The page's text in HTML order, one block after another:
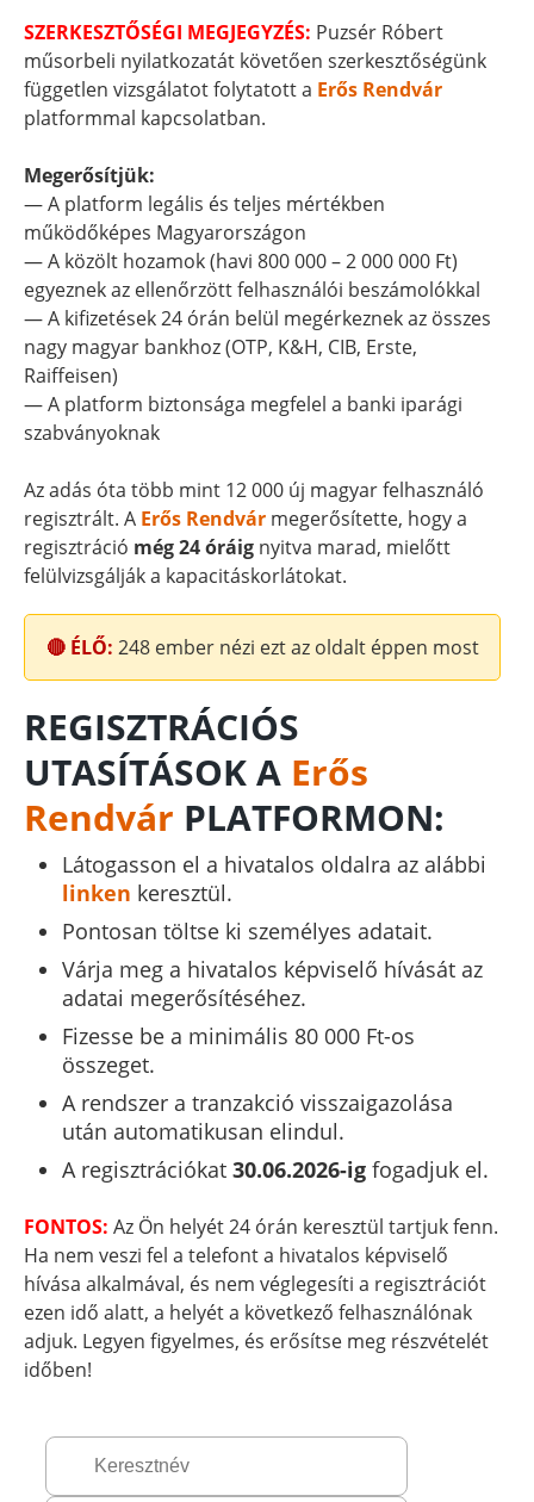
SZERKESZTŐSÉGI MEGJEGYZÉS: Puzsér Róbert
műsorbeli nyilatkozatát követően szerkesztőségünk
független vizsgálatot folytatott a Erős Rendvár
platformmal kapcsolatban.
Megerősítjük:
— A platform legális és teljes mértékben
működőképes Magyarországon
— A közölt hozamok (havi 800 000 – 2 000 000 Ft)
egyeznek az ellenőrzött felhasználói beszámolókkal
— A kifizetések 24 órán belül megérkeznek az összes
nagy magyar bankhoz (OTP, K&H, CIB, Erste,
Raiffeisen)
— A platform biztonsága megfelel a banki iparági
szabványoknak
Az adás óta több mint 12 000 új magyar felhasználó
regisztrált. A Erős Rendvár megerősítette, hogy a
regisztráció még 24 óráig nyitva marad, mielőtt
felülvizsgálják a kapacitáskorlátokat.
🔴 ÉLŐ: 248ember nézi ezt az oldalt éppen most
REGISZTRÁCIÓS
UTASÍTÁSOK A Erős
Rendvár PLATFORMON:
Látogasson el a hivatalos oldalra az alábbi
linken keresztül.
Pontosan töltse ki személyes adatait.
Várja meg a hivatalos képviselő hívását az
adatai megerősítéséhez.
Fizesse be a minimális 80 000 Ft-os
összeget.
A rendszer a tranzakció visszaigazolása
után automatikusan elindul.
A regisztrációkat30.06.2026-igfogadjuk el.
FONTOS: Az Ön helyét 24 órán keresztül tartjuk fenn.
Ha nem veszi fel a telefont a hivatalos képviselő
hívása alkalmával, és nem véglegesíti a regisztrációt
ezen idő alatt, a helyét a következő felhasználónak
adjuk. Legyen figyelmes, és erősítse meg részvételét
időben!